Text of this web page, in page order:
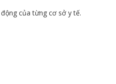
của từng cơ sở y tế.